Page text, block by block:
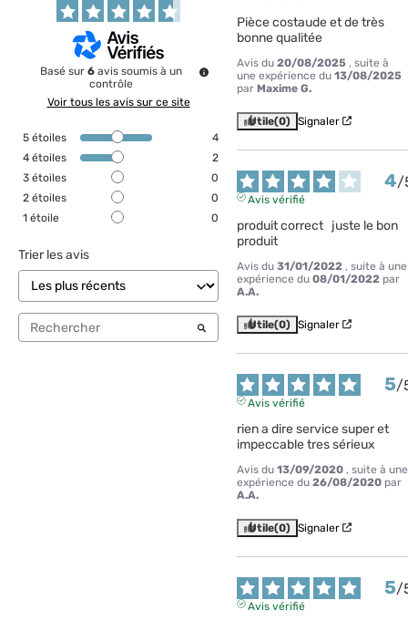
Basé sur6 avis soumis à un
contrôle
Voir tous les avis sur ce site
5 étoiles
4
4 étoiles
2
3 étoiles
0
2 étoiles
0
1 étoile 0
Trier les avis
Pièce costaude et de très
bonne qualitée
Avis du 20/08/2025 , suite à
une expérience du 13/08/2025
par Maxime G.
Utile(0) Signaler
4/
Avis vérifié
produit correct   juste le bon
produit
Avis du 31/01/2022 , suite à une
expérience du 08/01/2022 par
A.A.
Utile(0) Signaler
5/
Avis vérifié
rien a dire service super et
impeccable tres sérieux
Avis du 13/09/2020 , suite à une
expérience du 26/08/2020 par
A.A.
Utile(0) Signaler
5/
Avis vérifié